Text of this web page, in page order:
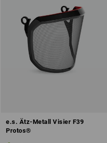
e.s. Ätz-Metall Visier F39
Protos®